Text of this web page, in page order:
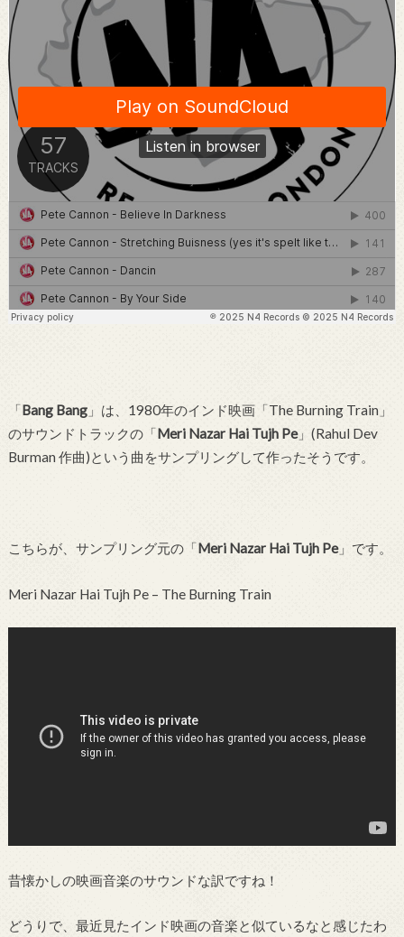
「Bang Bang」は、1980年のインド映画「The Burning Train」
のサウンドトラックの「Meri Nazar Hai Tujh Pe」(Rahul Dev
Burman 作曲)という曲をサンプリングして作ったそうです。
こちらが、サンプリング元の「Meri Nazar Hai Tujh Pe」です。
Meri Nazar Hai Tujh Pe – The Burning Train
昔懐かしの映画音楽のサウンドな訳ですね！
どうりで、最近見たインド映画の音楽と似ているなと感じたわ